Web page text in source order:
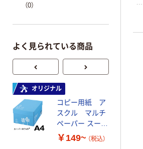
（0）
よく見られている商品
オリジナル
コピー用紙 ア
スクル マルチ
ペーパー スーパ
ーホワイト+
￥149~ （税込）